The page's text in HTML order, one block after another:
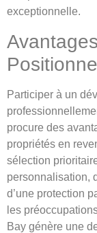
exceptionnelle.
Participer à un
procure des
propriétés en
sélection
personnalisation,
d’une protection
les
Bay génère une